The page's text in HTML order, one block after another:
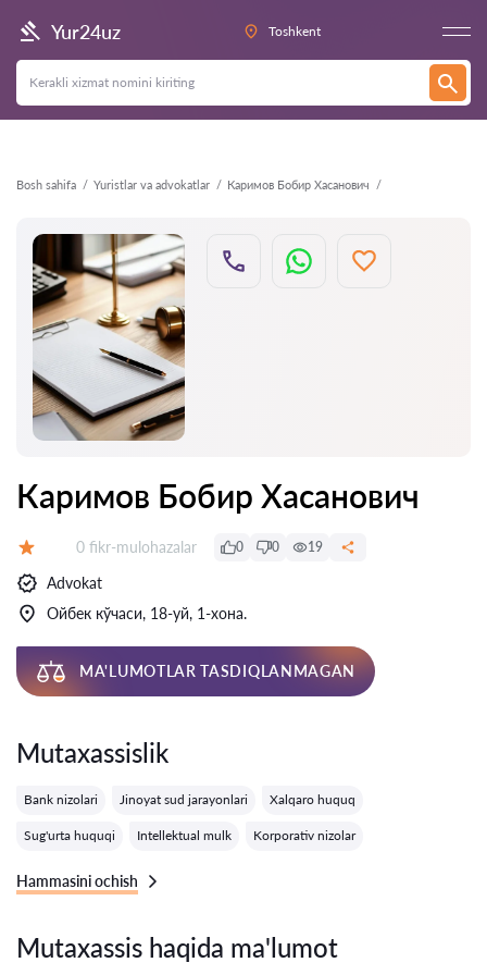
Yur24uz Toshkent
Bosh sahifa Yuristlar va advokatlar Каримов Бобир Хасанович
Orqaga
Каримов Бобир Хасанович
Fikrlar:
0 fikr-mulohazalar 0 0 19
Advokat
Ойбек кўчаси, 18-уй, 1-хона.
MA'LUMOTLAR TASDIQLANMAGAN
Mutaxassislik
Bank nizolari Jinoyat sud jarayonlari Xalqaro huquq
Sug'urta huquqi Intellektual mulk Korporativ nizolar
Hammasini ochish
Mutaxassis haqida ma'lumot